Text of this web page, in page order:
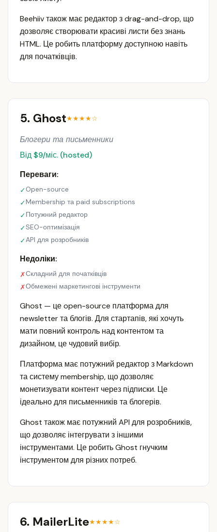
Beehiiv також має редактор з drag-and-drop, що
дозволяє створювати красиві листи без знань
HTML. Це робить платформу доступною навіть
для початківців.
5. Ghost★★★★☆
Блогери та письменники
Від $9/міс. (hosted)
Переваги:
✓Open-source
✓Membership та paid subscriptions
✓Потужний редактор
✓SEO-оптимізація
✓API для розробників
Недоліки:
✗Складний для початківців
✗Обмежені маркетингові інструменти
Ghost — це open-source платформа для
newsletter та блогів. Для стартапів, які хочуть
мати повний контроль над контентом та
дизайном, це чудовий вибір.
Платформа має потужний редактор з Markdown
та систему membership, що дозволяє
монетизувати контент через підписки. Це
ідеально для письменників та блогерів.
Ghost також має потужний API для розробників,
що дозволяє інтегрувати з іншими
інструментами. Це робить Ghost гнучким
інструментом для різних потреб.
6. MailerLite★★★★☆